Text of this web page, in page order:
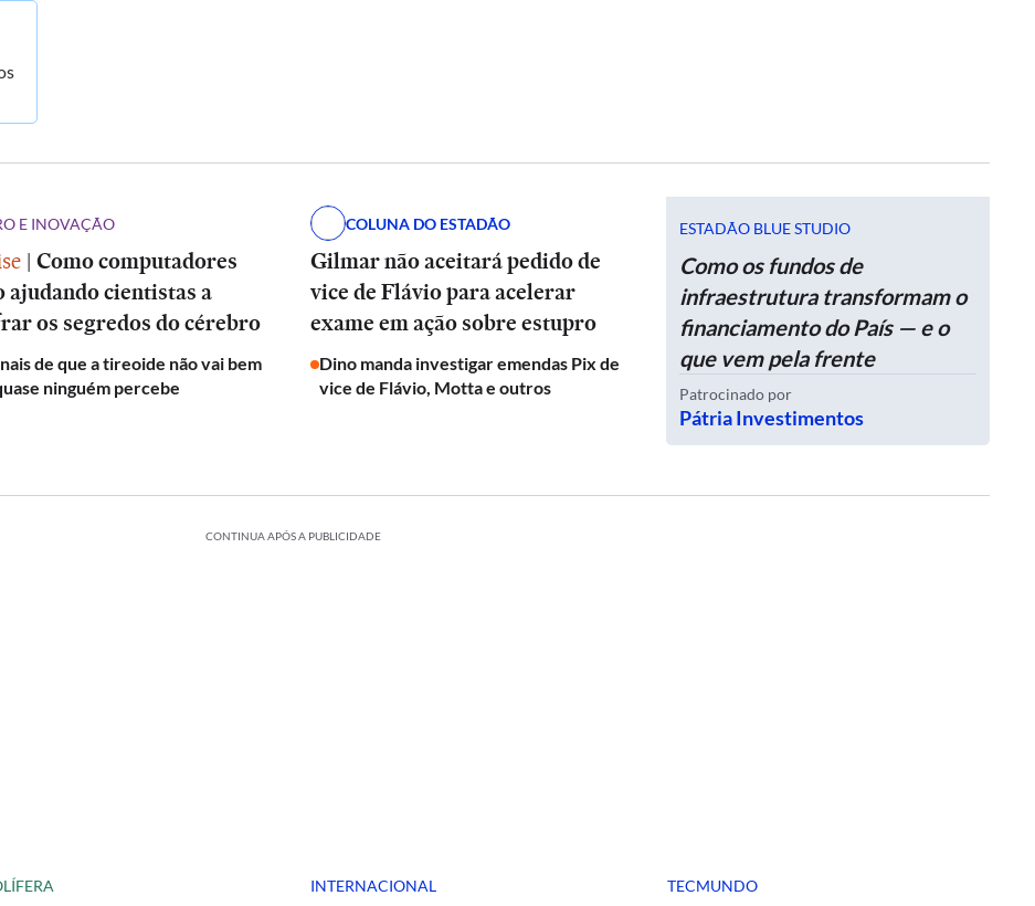
E INOVAÇÃO
| Como computadores
ajudando cientistas a
os segredos do cérebro
de que a tireoide não vai bem
ninguém percebe
COLUNA DO ESTADÃO
Gilmar não aceitará pedido de
vice de Flávio para acelerar
exame em ação sobre estupro
Dino manda investigar emendas Pix de
vice de Flávio, Motta e outros
ESTADÃO BLUE STUDIO
Como os fundos de
infraestrutura transformam o
financiamento do País — e o
que vem pela frente
Patrocinado por
Pátria Investimentos
CONTINUA APÓS A PUBLICIDADE
INTERNACIONAL TECMUNDO